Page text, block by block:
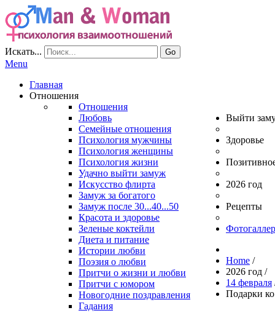
Искать... Go
Menu
Главная
Отношения
Отношения
Любовь
Семейные отношения
Психология мужчины
Психология женщины
Психология жизни
Выйти
Удачно выйти замуж
Искусство флирта
Замуж за богатого
Замуж после 30...40...50
Здоровье
Красота и здоровье
Зеленые коктейли
Диета и питание
Истории любви
Поэзия о любви
Притчи о жизни и любви
Притчи с юмором
2026 год
Новогодние поздравления
Гадания
Рецепты
Home /
2026 год /
14 февраля
Подарки